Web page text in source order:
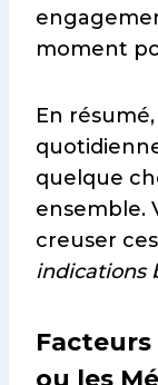
moment
En
quelque
ensemble.
creuser
indications
ou les